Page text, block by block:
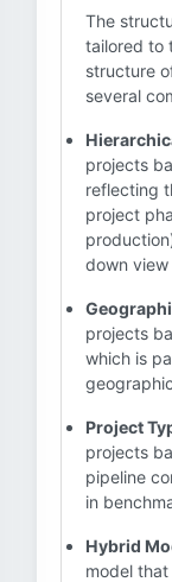
The
tailored to
structure
several
projects
reflecting
project
down
projects
which is
Project
projects
pipeline
in
Hybrid
model